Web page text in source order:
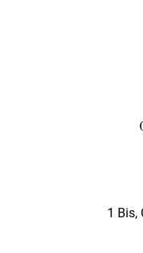
1 Bis,